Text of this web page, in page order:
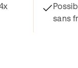
sans